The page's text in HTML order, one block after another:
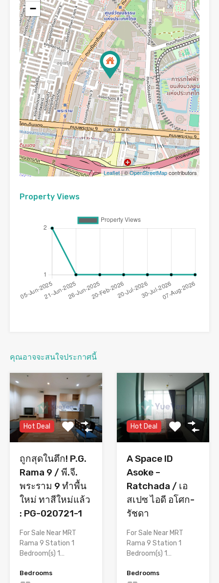
−
Leaflet| ©OpenStreetMapcontributors
Property Views
คุณอาจจะสนใจประกาศนี้
Hot Deal
ถูกสุดในตึก! P.G.
Rama 9 / พี.จี.
พระราม 9 ทำพื้น
ใหม่ ทาสีใหม่แล้ว
: PG-020721-1
For Sale Near MRT
Rama 9 Station 1
Bedroom(s) 1…
Bedrooms
Hot Deal
A Space ID
Asoke –
Ratchada / เอ
สเปซ ไอดี อโศก-
รัชดา
For Sale Near MRT
Rama 9 Station 1
Bedroom(s) 1…
Bedrooms